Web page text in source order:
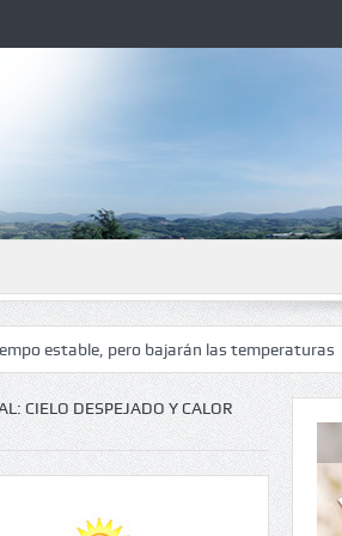
pero bajarán las temperaturas El
CIELO DESPEJADO Y CALOR